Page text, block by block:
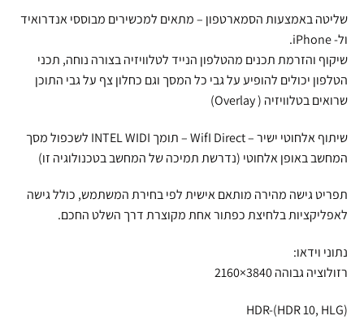
שליטה באמצעות הסמארטפון – מתאים למכשירים מבוססי אנדרואיד
ול- iPhone.
שיקוף והזרמת תכנים מהטלפון הנייד לטלוויזיה בצורה נוחה, תכני
הטלפון יכולים להופיע על גבי כל המסך וגם כחלון צף על גבי התוכן
שרואים בטלוויזיה ( Overlay)
שיתוף אלחוטי ישיר – WifI Direct – תומך INTEL WIDI לשכפול מסך
המחשב באופן אלחוטי (נדרשת תמיכה של המחשב בטכנולוגיה זו)
תפריט גישה מהירה מותאם אישית לפי בחירת המשתמש, כולל גישה
לאפליקציות בלחיצת כפתור אחת מקוצרת דרך השלט החכם.
נתוני וידאו:
רזולוציה גבוהה 3840×2160
HDR-(HDR 10, HLG)